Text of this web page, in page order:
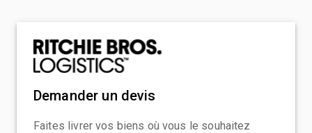
Demander un devis
Faites livrer vos biens où vous le souhaitez